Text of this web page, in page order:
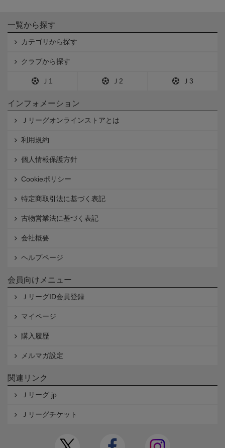
一覧から探す
カテゴリから探す
クラブから探す
Ｊ1 Ｊ2 Ｊ3
インフォメーション
Ｊリーグオンラインストアとは
利用規約
個人情報保護方針
Cookieポリシー
特定商取引法に基づく表記
古物営業法に基づく表記
会社概要
ヘルプページ
会員向けメニュー
ＪリーグID会員登録
マイページ
購入履歴
メルマガ設定
関連リンク
Ｊリーグ.jp
Ｊリーグチケット